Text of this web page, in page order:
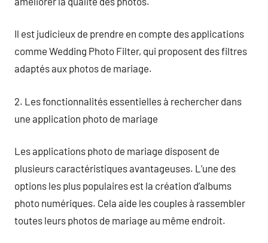
Il est judicieux de prendre en compte des applications
comme Wedding Photo Filter, qui proposent des filtres
adaptés aux photos de mariage.
2. Les fonctionnalités essentielles à rechercher dans
une application photo de mariage
Les applications photo de mariage disposent de
plusieurs caractéristiques avantageuses. L’une des
options les plus populaires est la création d’albums
photo numériques. Cela aide les couples à rassembler
toutes leurs photos de mariage au même endroit.